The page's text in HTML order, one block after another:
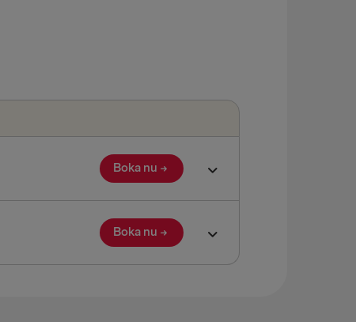
Boka nu
Boka nu